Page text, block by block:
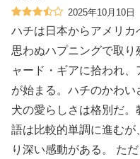
2025年10月10日
ハチは日本からアメリカ
思わぬハプニングで取
ャード・ギアに拾われ
が始まる。ハチのかわ
犬の愛らしさは格別だ
語は比較的単調に進む
り深い感動がある。 た